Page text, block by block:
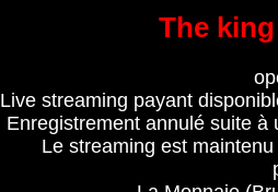
The
Live streaming payant
Enregistrement annulé suite
Le streaming est